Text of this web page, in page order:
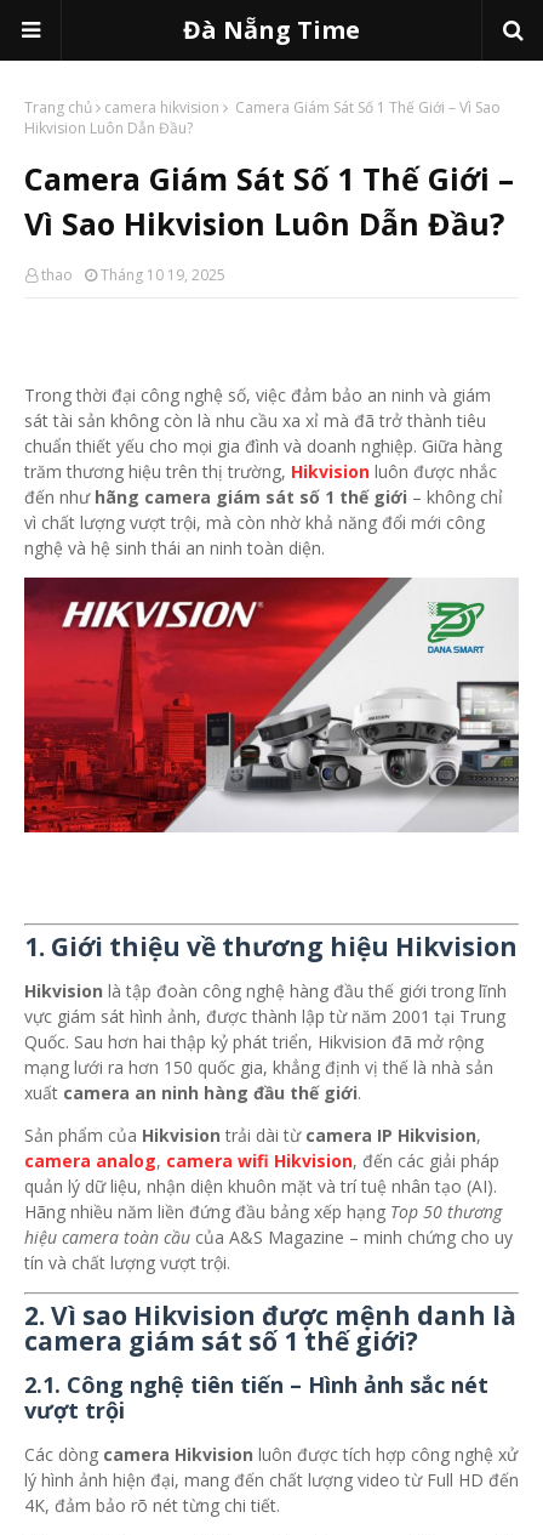
Đà Nẵng Time
Trang chủ camera hikvision
Camera Giám Sát Số 1 Thế Giới – Vì Sao
Hikvision Luôn Dẫn Đầu?
Camera Giám Sát Số 1 Thế Giới –
Vì Sao Hikvision Luôn Dẫn Đầu?
thao Tháng 10 19, 2025
Trong thời đại công nghệ số, việc đảm bảo an ninh và giám
sát tài sản không còn là nhu cầu xa xỉ mà đã trở thành tiêu
chuẩn thiết yếu cho mọi gia đình và doanh nghiệp. Giữa hàng
trăm thương hiệu trên thị trường, Hikvision luôn được nhắc
đến như hãng camera giám sát số 1 thế giới – không chỉ
vì chất lượng vượt trội, mà còn nhờ khả năng đổi mới công
nghệ và hệ sinh thái an ninh toàn diện.
1. Giới thiệu về thương hiệu Hikvision
Hikvision là tập đoàn công nghệ hàng đầu thế giới trong lĩnh
vực giám sát hình ảnh, được thành lập từ năm 2001 tại Trung
Quốc. Sau hơn hai thập kỷ phát triển, Hikvision đã mở rộng
mạng lưới ra hơn 150 quốc gia, khẳng định vị thế là nhà sản
xuất camera an ninh hàng đầu thế giới.
Sản phẩm của Hikvision trải dài từ camera IP Hikvision,
camera analog, camera wifi Hikvision, đến các giải pháp
quản lý dữ liệu, nhận diện khuôn mặt và trí tuệ nhân tạo (AI).
Hãng nhiều năm liền đứng đầu bảng xếp hạng Top 50 thương
hiệu camera toàn cầu của A&S Magazine – minh chứng cho uy
tín và chất lượng vượt trội.
2. Vì sao Hikvision được mệnh danh là
camera giám sát số 1 thế giới?
2.1. Công nghệ tiên tiến – Hình ảnh sắc nét
vượt trội
Các dòng camera Hikvision luôn được tích hợp công nghệ xử
lý hình ảnh hiện đại, mang đến chất lượng video từ Full HD đến
4K, đảm bảo rõ nét từng chi tiết.